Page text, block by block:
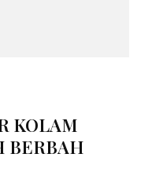
KOLAM
BERBAH